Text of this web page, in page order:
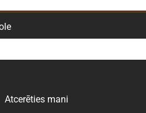
Atcerēties mani